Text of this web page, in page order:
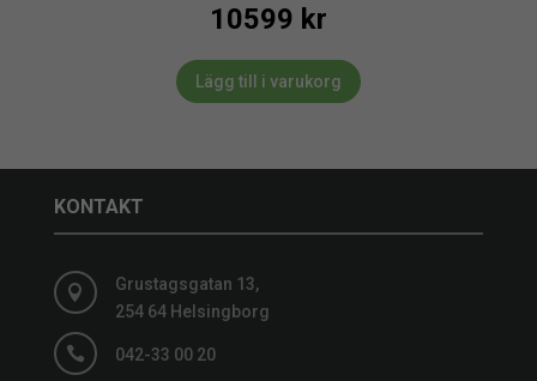
10599 kr
Lägg till i varukorg
KONTAKT

Grustagsgatan 13,
254 64 Helsingborg
 042-33 00 20